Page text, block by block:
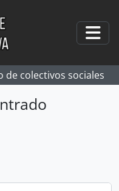
colectivos sociales